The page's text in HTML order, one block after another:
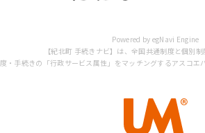
Powered by egNavi Engine
【紀北町 手続きナビ】は、全国共通制度と個別制
・手続きの「行政サービス属性」をマッチングするアスコエ